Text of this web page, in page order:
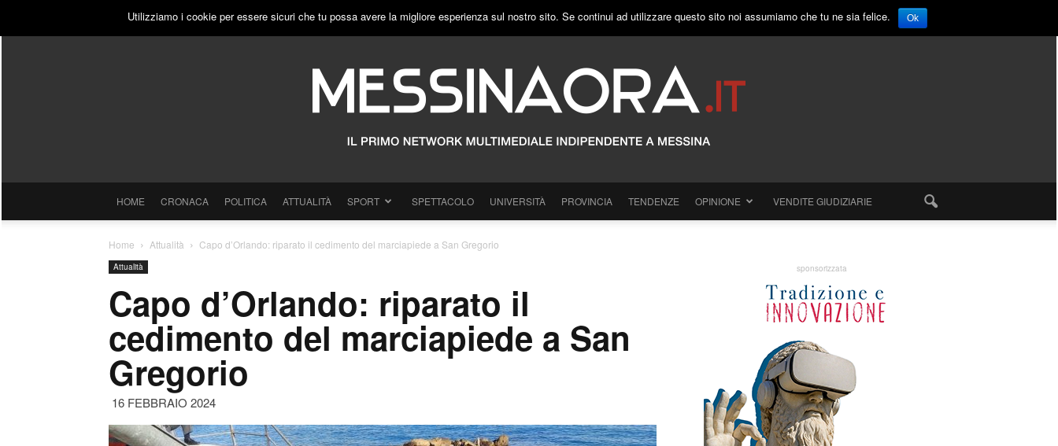
SABATO, 8 AGOSTO 2026 PUBBLICITÀ
HOME CRONACA POLITICA ATTUALITÀ SPORT SPETTACOLO UNIVERSITÀ PROVINCIA TENDENZE OPINIONE VENDITE GIUDIZIARIE
Home Attualità Capo d’Orlando: riparato il cedimento del marciapiede a San Gregorio
Attualità
Capo d’Orlando: riparato il
cedimento del marciapiede a San
Gregorio
16 FEBBRAIO 2024
sponsorizzata
Utilizziamo i cookie per essere sicuri che tu possa avere la migliore esperienza sul nostro sito. Se continui ad utilizzare questo sito noi assumiamo che tu ne sia felice. Ok